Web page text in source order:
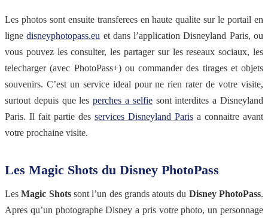
Les photos sont ensuite transferees en haute qualite sur le portail en
lignedisneyphotopass.eu et dans l’application Disneyland Paris, ou
vous pouvez les consulter, les partager sur les reseaux sociaux, les
telecharger (avec PhotoPass+) ou commander des tirages et objets
souvenirs. C’est un service ideal pour ne rien rater de votre visite,
surtout depuis que lesperches a selfiesont interdites a Disneyland
Paris. Il fait partie des services Disneyland Paris a connaitre avant
votre prochaine visite.
Les Magic Shots du Disney PhotoPass
LesMagic Shotssont l’un des grands atouts du Disney PhotoPass.
Apres qu’un photographe Disney a pris votre photo, un personnage